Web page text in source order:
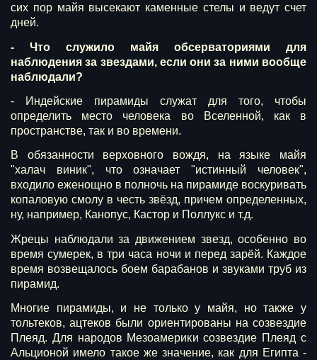
сих пор майя высекают каменные стелы и ведут счет
дней.
- Что служило майя обсерваториями для
наблюдения за звездами, если они за ними вообще
наблюдали?
- Индейские пирамиды служат для того, чтобы
определить место человека во Вселенной, как в
пространстве, так и во времени.
В обязанности верховного вождя, на языке майя
"халач виник", что означает "истинный человек",
входило еженощно в полночь на пирамиде воскуривать
копаловую смолу в честь звёзд, причем определенных,
ну, например, Канопус, Кастор и Поллукс и т.д.
Жрецы наблюдали за движением звезд, особенно во
время сумерек, в три часа ночи и перед зарёй. Каждое
время возвещалось боем барабанов и звуками труб из
пирамид.
Многие пирамиды, и не только у майя, но также у
тольтеков, ацтеков были ориентированы на созвездие
Плеяд. Для народов Мезоамерики созвездие Плеяд с
Альционой имело такое же значение, как для Египта -